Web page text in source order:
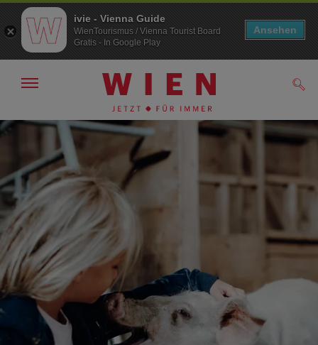
Zur
Navigation
Zum
Navigation
ivie - Vienna Guide
WienTourismus / Vienna Tourist Board
Gratis - In Google Play
Ansehen